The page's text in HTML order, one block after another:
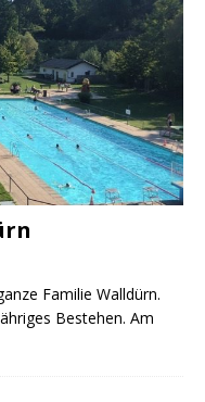
Familie Walldürn.
Bestehen. Am